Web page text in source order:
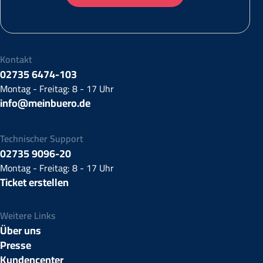
Kontakt
02735 6474-103
Montag - Freitag: 8 - 17 Uhr
info@meinbuero.de
Technischer Support
02735 9096-20
Montag - Freitag: 8 - 17 Uhr
Ticket erstellen
Weitere Links
Über uns
Presse